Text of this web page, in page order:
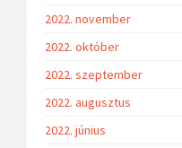
2022. november
2022. október
2022. szeptember
2022. augusztus
2022. június